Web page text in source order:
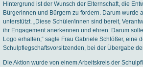
Hintergrund ist der Wunsch der Elternschaft, die
Bürgerinnen und Bürgern zu fördern. Darum wurde
unterstützt. „Diese Schüler/innen sind bereit,
ihr Engagement anerkennen und ehren. Darum
Logo erhalten,“ sagte Frau Gabriele Schlößer, eine
Schulpflegschaftsvorsitzenden, bei der Übergabe
Die Aktion wurde von einem Arbeitskreis der